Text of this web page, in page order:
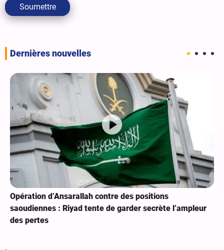
Soumettre
Dernières nouvelles
Opération d’Ansarallah contre des positions
saoudiennes : Riyad tente de garder secrète l’ampleur
des pertes